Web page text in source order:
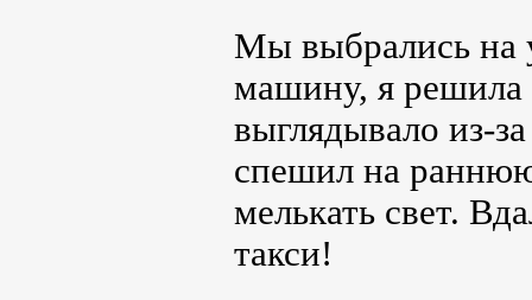
Мы выбрались на
машину, я решила
выглядывало из-
спешил на
мелькать свет.
такси!